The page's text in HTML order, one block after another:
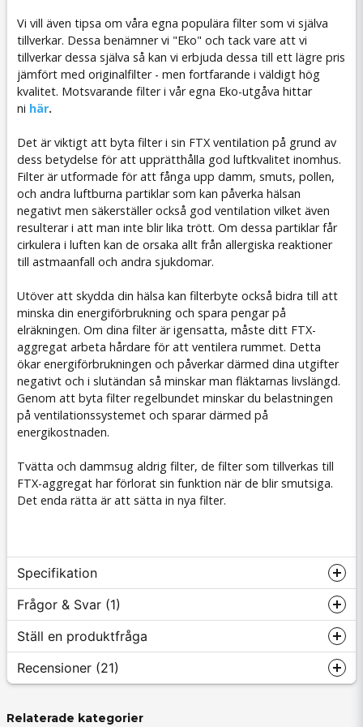
Vi vill även tipsa om våra egna populära filter som vi själva
tillverkar. Dessa benämner vi "Eko" och tack vare att vi
tillverkar dessa själva så kan vi erbjuda dessa till ett lägre pris
jämfört med originalfilter - men fortfarande i väldigt hög
kvalitet. Motsvarande filter i vår egna Eko-utgåva hittar
ni här.
Det är viktigt att byta filter i sin FTX ventilation på grund av
dess betydelse för att upprätthålla god luftkvalitet inomhus.
Filter är utformade för att fånga upp damm, smuts, pollen,
och andra luftburna partiklar som kan påverka hälsan
negativt men säkerställer också god ventilation vilket även
resulterar i att man inte blir lika trött. Om dessa partiklar får
cirkulera i luften kan de orsaka allt från allergiska reaktioner
till astmaanfall och andra sjukdomar.
Utöver att skydda din hälsa kan filterbyte också bidra till att
minska din energiförbrukning och spara pengar på
elräkningen. Om dina filter är igensatta, måste ditt FTX-
aggregat arbeta hårdare för att ventilera rummet. Detta
ökar energiförbrukningen och påverkar därmed dina utgifter
negativt och i slutändan så minskar man fläktarnas livslängd.
Genom att byta filter regelbundet minskar du belastningen
på ventilationssystemet och sparar därmed på
energikostnaden.
Tvätta och dammsug aldrig filter, de filter som tillverkas till
FTX-aggregat har förlorat sin funktion när de blir smutsiga.
Det enda rätta är att sätta in nya filter.
Specifikation
Filterspecifikation
Tillverkare
Passar till
CASA R3 samt CASA R85
Frågor & Svar (1)
Kjell Arbestål frågade
för båda till o från.
Ställ en produktfråga
question
Recensioner (21)
Relaterade kategorier